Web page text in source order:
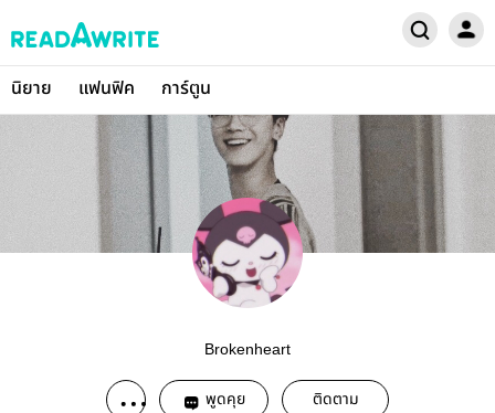
นิยาย แฟนฟิค การ์ตูน
Brokenheart
พูดคุย ติดตาม